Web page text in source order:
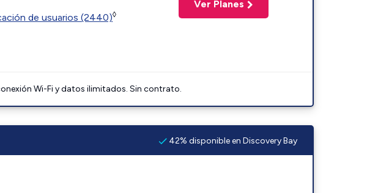
de usuarios (2440)◊
Ver Planes
Wi-Fi y datos ilimitados. Sin contrato.
42% disponible en Discovery Bay